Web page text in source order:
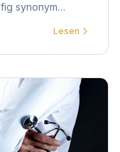
synonym
Lesen